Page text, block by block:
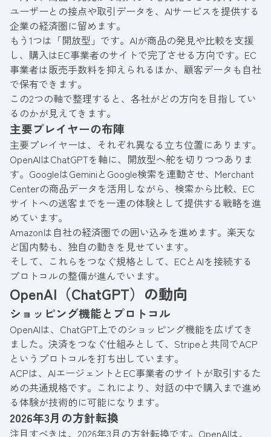
ユーザーとの接点や取引データを、AIサービスを提供する
企業の経済圏に留めます。
もう1つは「開放型」です。AIが商品の発見や比較を支援
し、購入はEC事業者のサイトで完了させる方向です。EC
事業者は販売手数料を抑えられるほか、顧客データも自社
で保有できます。
この2つの軸で整理すると、各社がどの方向を目指してい
るのかが見えてきます。
主要プレイヤーの布陣
主要プレイヤーは、それぞれ異なる立ち位置にあります。
OpenAIはChatGPTを軸に、開放型へ舵を切りつつありま
す。GoogleはGeminiとGoogle検索を連動させ、Merchant
Centerの商品データを活用しながら、検索から比較、EC
サイトへの送客までを一連の体験として提供する戦略を進
めています。
Amazonは自社の経済圏での囲い込みを進めます。楽天な
ど国内勢も、独自の動きを見せています。
そして、これらをつなぐ規格として、ECとAIを接続する
プロトコルの整備が進んでいます。
OpenAI（ChatGPT）の動向
ショッピング機能とプロトコル
OpenAIは、ChatGPT上でのショッピング機能を広げてき
ました。決済をつなぐ仕組みとして、Stripeと共同でACP
というプロトコルを打ち出しています。
ACPは、AIエージェントとEC事業者のサイトが取引するた
めの共通規格です。これにより、対話の中で購入まで進め
る体験が技術的に可能になります。
2026年3月の方針転換
注目すべきは、2026年3月の方針転換です。OpenAIは、